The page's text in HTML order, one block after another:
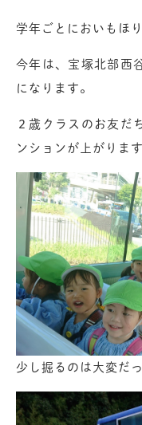
学年ごとにおいもほ
今年は、宝塚北部西
になります。
２歳クラスのお友だ
ンションが上がります
少し掘るのは大変だ